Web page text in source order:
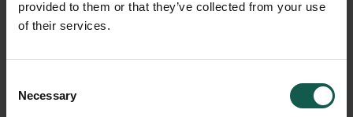
provided to them or that they’ve collected from your use
of their services.
Selection
Necessary
€ 6,53 ‌